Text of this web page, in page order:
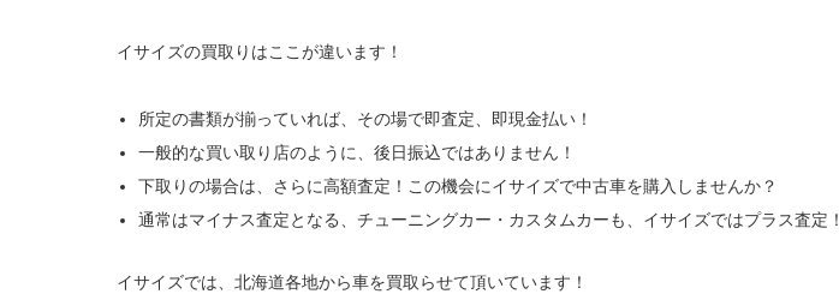
イサイズの買取りはここが違います！
所定の書類が揃っていれば、その場で即査定、即現金払い！
一般的な買い取り店のように、後日振込ではありません！
下取りの場合は、さらに高額査定！この機会にイサイズで中古車を購入しませんか？
通常はマイナス査定となる、チューニングカー・カスタムカーも、イサイズではプラス査定！
イサイズでは、北海道各地から車を買取らせて頂いています！